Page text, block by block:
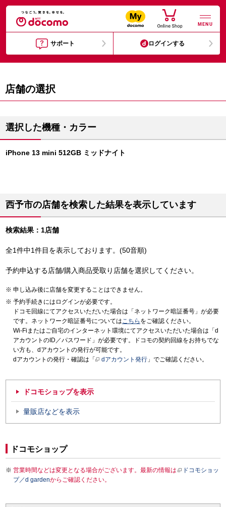
MENU
サポート ログインする
店舗の選択
選択した機種・カラー
iPhone 13 mini 512GB ミッドナイト
西予市の店舗を検索した結果を表示しています
検索結果：1店舗
全1件中1件目を表示しております。(50音順)
予約申込する店舗/購入商品受取り店舗を選択してください。
申し込み後に店舗を変更することはできません。
予約手続きにはログインが必要です。
ドコモ回線にてアクセスいただいた場合は「ネットワーク暗証番号」が必要
です。ネットワーク暗証番号についてはこちら をご確認ください。
Wi-Fiまたはご自宅のインターネット環境にてアクセスいただいた場合は「d
アカウントのID／パスワード」が必要です。ドコモの契約回線をお持ちでな
い方も、dアカウントの発行が可能です。
dアカウントの発行・確認は「
dアカウント発行 」でご確認ください。
ドコモショップを表示
量販店などを表示
ドコモショップ
営業時間などは変更となる場合がございます。最新の情報は
ドコモショッ
プ／d gardenからご確認ください。